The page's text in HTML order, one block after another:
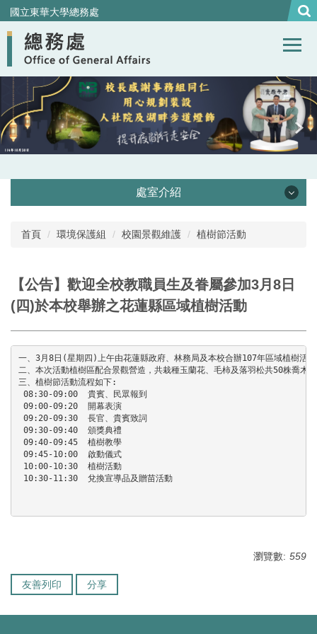
跳
到
主
內
容
區
國立東華大學總務處
處室介紹
處本部
營繕組
環境保護組
經營保管組
出納組
文書組
校級委員會
首頁 環境保護組 校園景觀維護 植樹節活動
【公告】歡迎全校教職員生及眷屬參加3月8日
(四)於本校舉辦之花蓮縣區域植樹活動
一、3月8日(星期四)上午由花蓮縣政府、林務局及本校合辦107年區域植樹活
二、本次活動植樹區配合景觀營造，共栽種玉蘭花、毛柿及落羽松共50株喬
三、植樹節活動流程如下:
08:30-09:00  貴賓、民眾報到
09:00-09:20  開幕表演
09:20-09:30  長官、貴賓致詞
09:30-09:40  頒獎典禮
09:40-09:45  植樹教學
09:45-10:00  啟動儀式
10:00-10:30  植樹活動
10:30-11:30  兌換宣導品及贈苗活動
瀏覽數: 559
友善列印 分享